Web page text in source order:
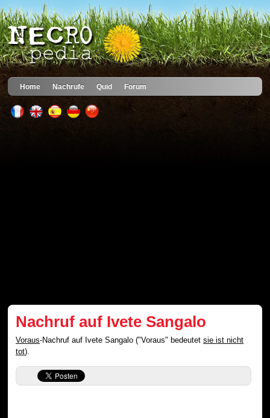
Home Nachrufe Quid Forum
Nachruf auf Ivete Sangalo
Voraus-Nachruf auf Ivete Sangalo ("Voraus" bedeutetsie ist nicht
tot).